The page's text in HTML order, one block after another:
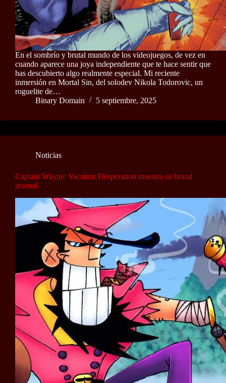
En el sombrío y brutal mundo de los videojuegos, de vez en
cuando aparece una joya independiente que te hace sentir que
has descubierto algo realmente especial. Mi reciente
inmersión en Mortal Sin, del solodev Nikola Todorovic, un
roguelite de…
Binary Domain
5 septiembre, 2025
Noticias
Captain Wayne: Vacation Desperation muestra su brutal
arsenal